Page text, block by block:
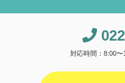
対応時間：8:00〜